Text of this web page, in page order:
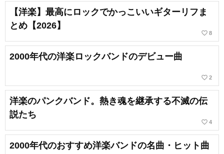
【洋楽】最高にロックでかっこいいギターリフま
とめ【2026】
favorite_border 8
2000年代の洋楽ロックバンドのデビュー曲
favorite_border 2
洋楽のパンクバンド。熱き魂を継承する不滅の伝
説たち
favorite_border 4
2000年代のおすすめ洋楽バンドの名曲・ヒット曲